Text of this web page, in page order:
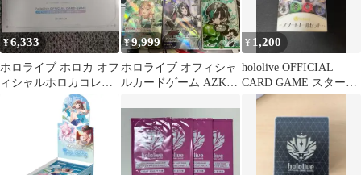
¥6,333
ホロライブ ホロカ オフ
ィシャルホロカコレク
ション 2025ライブセッ
¥9,999
ホロライブ オフィシャ
ルカードゲーム AZKi
¥ 1,200
hololive OFFICIAL
CARD GAME スタート
エールセット